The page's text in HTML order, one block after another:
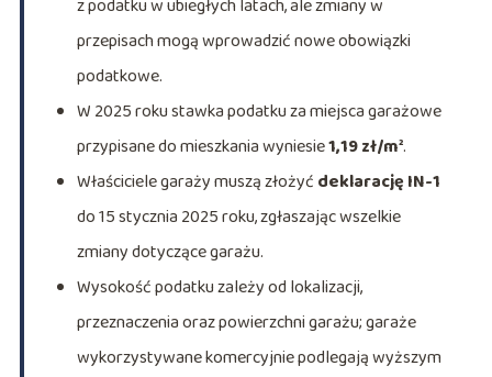
z podatku w ubiegłych latach, ale zmiany w
przepisach mogą wprowadzić nowe obowiązki
podatkowe.
W 2025 roku stawka podatku za miejsca garażowe
przypisane do mieszkania wyniesie1,19 zł/m².
Właściciele garaży muszą złożyć deklarację IN-1
do 15 stycznia 2025 roku, zgłaszając wszelkie
zmiany dotyczące garażu.
Wysokość podatku zależy od lokalizacji,
przeznaczenia oraz powierzchni garażu; garaże
wykorzystywane komercyjnie podlegają wyższym